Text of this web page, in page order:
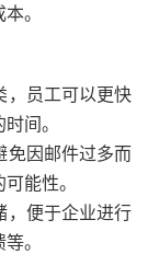
。
，员工可以更快
间。
免因邮件过多而
能性。
，便于企业进行
。